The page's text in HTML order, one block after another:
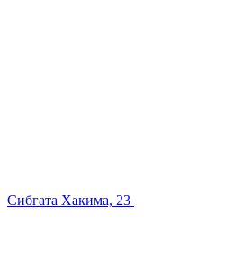
Сибгата Хакима, 23